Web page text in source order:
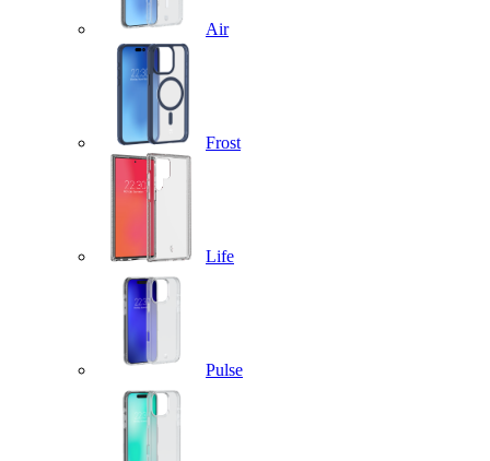
Air
Frost
Life
Pulse